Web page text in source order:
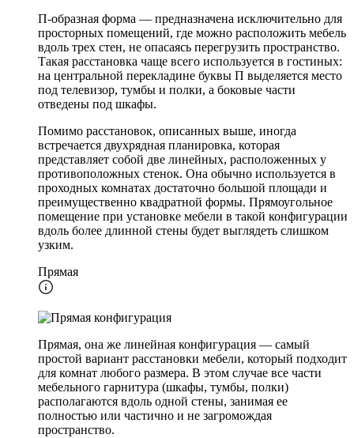
П-образная форма — предназначена исключительно для
просторных помещений, где можно расположить мебель
вдоль трех стен, не опасаясь перегрузить пространство.
Такая расстановка чаще всего используется в гостиных:
на центральной перекладине буквы П выделяется место
под телевизор, тумбы и полки, а боковые части
отведены под шкафы.
Помимо расстановок, описанных выше, иногда
встречается двухрядная планировка, которая
представляет собой две линейных, расположенных у
противоположных стенок. Она обычно используется в
проходных комнатах достаточно большой площади и
преимущественно квадратной формы. Прямоугольное
помещение при установке мебели в такой конфигурации
вдоль более длинной стены будет выглядеть слишком
узким.
Прямая
Прямая, она же линейная конфигурация — самый
простой вариант расстановки мебели, который подходит
для комнат любого размера. В этом случае все части
мебельного гарнитура (шкафы, тумбы, полки)
располагаются вдоль одной стены, занимая ее
полностью или частично и не загромождая
пространство.